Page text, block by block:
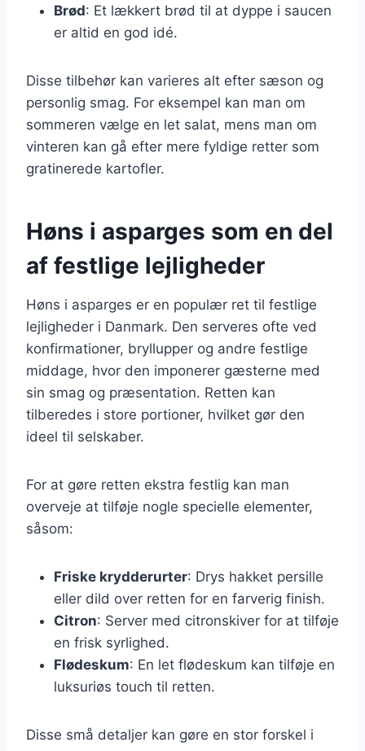
Brød: Et lækkert brød til at dyppe i saucen
er altid en god idé.
Disse tilbehør kan varieres alt efter sæson og
personlig smag. For eksempel kan man om
sommeren vælge en let salat, mens man om
vinteren kan gå efter mere fyldige retter som
gratinerede kartofler.
Høns i asparges som en del
af festlige lejligheder
Høns i asparges er en populær ret til festlige
lejligheder i Danmark. Den serveres ofte ved
konfirmationer, bryllupper og andre festlige
middage, hvor den imponerer gæsterne med
sin smag og præsentation. Retten kan
tilberedes i store portioner, hvilket gør den
ideel til selskaber.
For at gøre retten ekstra festlig kan man
overveje at tilføje nogle specielle elementer,
såsom:
Friske krydderurter: Drys hakket persille
eller dild over retten for en farverig finish.
Citron: Server med citronskiver for at tilføje
en frisk syrlighed.
Flødeskum: En let flødeskum kan tilføje en
luksuriøs touch til retten.
Disse små detaljer kan gøre en stor forskel i